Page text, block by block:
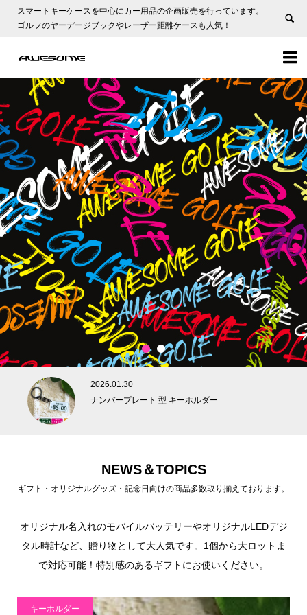
スマートキーケースを中心にカー用品の企画販売を行っています。
ゴルフのヤーデージブックやレーザー距離ケースも人気！


1 2
2026.01.30
ナンバープレート 型 キーホルダー
NEWS＆TOPICS
ギフト・オリジナルグッズ・記念日向けの商品多数取り揃えております。
オリジナル名入れのモバイルバッテリーやオリジナルLEDデジ
タル時計など、贈り物として大人気です。1個から大ロットま
で対応可能！特別感のあるギフトにお使いください。
キーホルダー